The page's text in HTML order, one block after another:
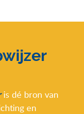
is dé bron van
en